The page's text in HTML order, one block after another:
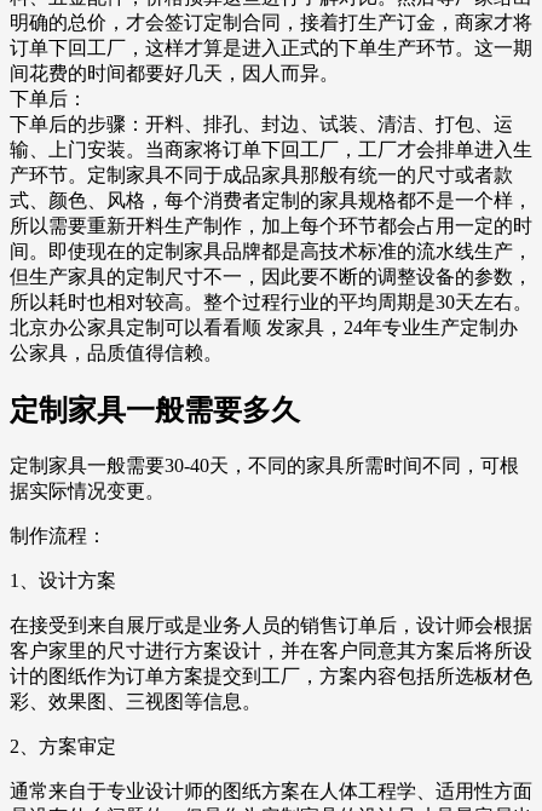
明确的总价，才会签订定制合同，接着打生产订金，商家才将
订单下回工厂，这样才算是进入正式的下单生产环节。这一期
间花费的时间都要好几天，因人而异。
下单后：
下单后的步骤：开料、排孔、封边、试装、清洁、打包、运
输、上门安装。当商家将订单下回工厂，工厂才会排单进入生
产环节。定制家具不同于成品家具那般有统一的尺寸或者款
式、颜色、风格，每个消费者定制的家具规格都不是一个样，
所以需要重新开料生产制作，加上每个环节都会占用一定的时
间。即使现在的定制家具品牌都是高技术标准的流水线生产，
但生产家具的定制尺寸不一，因此要不断的调整设备的参数，
所以耗时也相对较高。整个过程行业的平均周期是30天左右。
北京办公家具定制可以看看顺 发家具，24年专业生产定制办
公家具，品质值得信赖。
定制家具一般需要多久
定制家具一般需要30-40天，不同的家具所需时间不同，可根
据实际情况变更。
制作流程：
1、设计方案
在接受到来自展厅或是业务人员的销售订单后，设计师会根据
客户家里的尺寸进行方案设计，并在客户同意其方案后将所设
计的图纸作为订单方案提交到工厂，方案内容包括所选板材色
彩、效果图、三视图等信息。
2、方案审定
通常来自于专业设计师的图纸方案在人体工程学、适用性方面